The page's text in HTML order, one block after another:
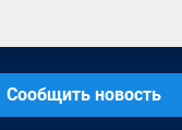
Сообщить новость